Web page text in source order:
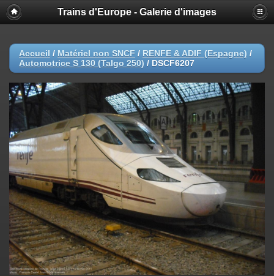
Trains d'Europe - Galerie d'images
Accueil / Matériel non SNCF / RENFE & ADIF (Espagne) /
Automotrice S 130 (Talgo 250) / DSCF6207